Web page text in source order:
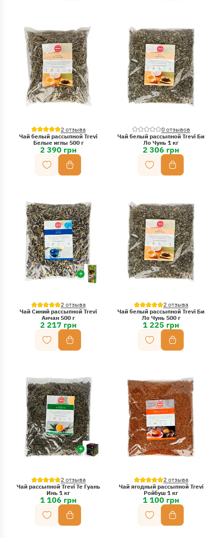
2 отзыва
Чай белый рассыпной Trevi
Белые иглы 500 г
2 390 грн
0 отзывов
Чай белый рассыпной Trevi Би
Ло Чунь 1 кг
2 306 грн
2 отзыва
Чай Синий рассыпной Trevi
Анчан 500 г
2 217 грн
2 отзыва
Чай белый рассыпной Trevi Би
Ло Чунь 500 г
1 225 грн
2 отзыва
Чай рассыпной Trevi Те Гуань
Инь 1 кг
1 106 грн
2 отзыва
Чай ягодный рассыпной Trevi
Ройбуш 1 кг
1 100 грн